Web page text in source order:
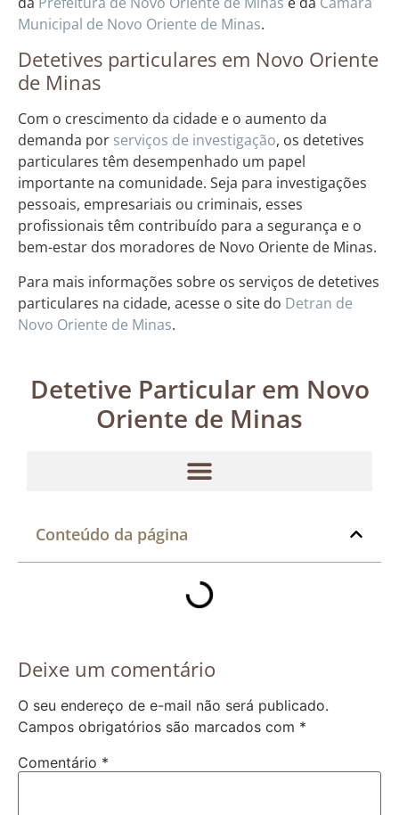
Municipal de Novo Oriente de Minas.
Detetives particulares em Novo Oriente
de Minas
Com o crescimento da cidade e o aumento da
demanda por serviços de investigação, os detetives
particulares têm desempenhado um papel
importante na comunidade. Seja para investigações
pessoais, empresariais ou criminais, esses
profissionais têm contribuído para a segurança e o
bem-estar dos moradores de Novo Oriente de Minas.
Para mais informações sobre os serviços de detetives
particulares na cidade, acesse o site do Detran de
Novo Oriente de Minas.
Detetive Particular em Novo
Oriente de Minas
Conteúdo da página
Deixe um comentário
O seu endereço de e-mail não será publicado.
Campos obrigatórios são marcados com *
Comentário *